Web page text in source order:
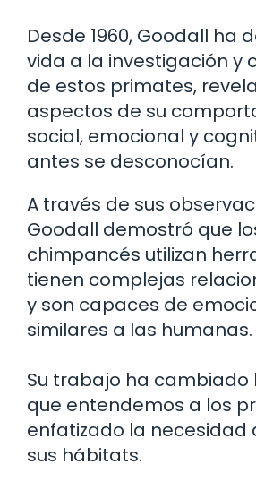
Desde 1960, Goodall ha
vida a la investigación y
de estos primates,
aspectos de su
social, emocional y
antes se desconocían.
A través de sus
Goodall demostró que
chimpancés utilizan
tienen complejas
y son capaces de
similares a las humanas.
Su trabajo ha cambiado
que entendemos a los
enfatizado la necesidad
sus hábitats.